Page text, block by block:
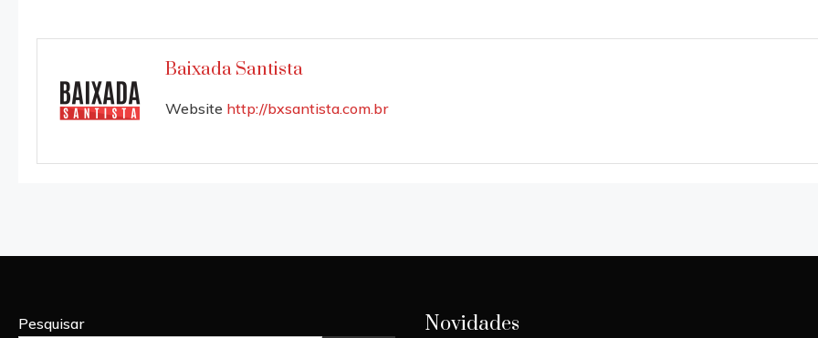
Baixada Santista
Website http://bxsantista.com.br
Pesquisar Novidades